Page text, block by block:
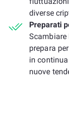
diverse
Preparati
Scambiare
prepara
in
nuove